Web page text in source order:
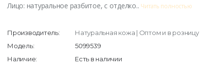
Лицо: натуральное разбитое, с отделко.. Читать полностью
Производитель:
Натуральная кожа | Оптом и в розницу
Модель:
5099539
Наличие:
Есть в наличии